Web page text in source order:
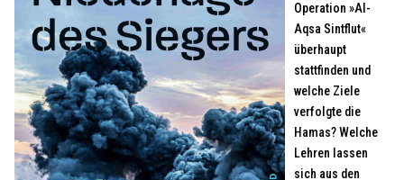
Operation »Al-
Aqsa Sintflut«
überhaupt
stattfinden und
welche Ziele
verfolgte die
Hamas? Welche
Lehren lassen
sich aus den